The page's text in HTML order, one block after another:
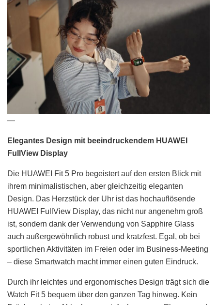
—
Elegantes Design mit beeindruckendem HUAWEI
FullView Display
Die HUAWEI Fit 5 Pro begeistert auf den ersten Blick mit
ihrem minimalistischen, aber gleichzeitig eleganten
Design. Das Herzstück der Uhr ist das hochauflösende
HUAWEI FullView Display, das nicht nur angenehm groß
ist, sondern dank der Verwendung von Sapphire Glass
auch außergewöhnlich robust und kratzfest. Egal, ob bei
sportlichen Aktivitäten im Freien oder im Business-Meeting
– diese Smartwatch macht immer einen guten Eindruck.
Durch ihr leichtes und ergonomisches Design trägt sich die
Watch Fit 5 bequem über den ganzen Tag hinweg. Kein